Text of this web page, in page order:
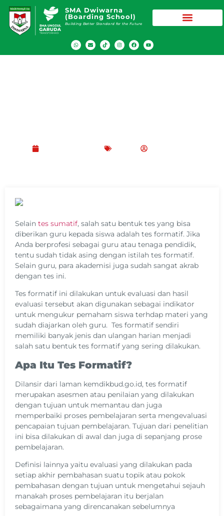
SMA Dwiwarna
(Boarding School)
Building Better Standard for the Future
Selain tes sumatif, salah satu bentuk tes yang bisa
diberikan guru kepada siswa adalah tes formatif. Jika
Anda berprofesi sebagai guru atau tenaga pendidik,
tentu sudah tidak asing dengan istilah tes formatif.
Selain guru, para akademisi juga sudah sangat akrab
dengan tes ini.
Tes formatif ini dilakukan untuk evaluasi dan hasil
evaluasi tersebut akan digunakan sebagai indikator
untuk mengukur pemaham siswa terhdap materi yang
sudah diajarkan oleh guru. Tes formatif sendiri
memiliki banyak jenis dan ulangan harian menjadi
salah satu bentuk tes formatif yang sering dilakukan.
Apa Itu Tes Formatif?
Dilansir dari laman kemdikbud.go.id, tes formatif
merupakan asesmen atau penilaian yang dilakukan
dengan tujuan untuk memantau dan juga
memperbaiki proses pembelajaran serta mengevaluasi
pencapaian tujuan pembelajaran. Tujuan dari penelitian
ini bisa dilakukan di awal dan juga di sepanjang prose
pembelajaran.
Definisi lainnya yaitu evaluasi yang dilakukan pada
setiap akhir pembahasan suatu topik atau pokok
pembahasan dengan tujuan untuk mengetahui sejauh
manakah proses pembelajaran itu berjalan
sebagaimana yang direncanakan sebelumnya